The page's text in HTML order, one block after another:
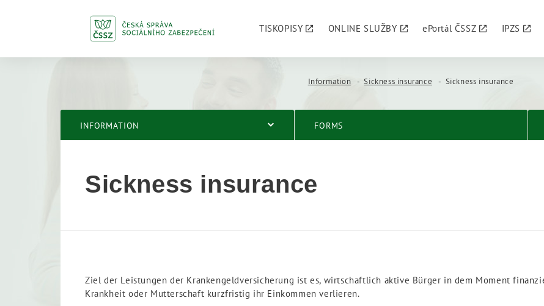
TISKOPISY ONLINE SLUŽBY ePortál ČSSZ IPZS
Information Sickness insurance Sickness insurance
INFORMATION FORMS
Sickness insurance
Ziel der Leistungen der Krankengeldversicherung ist es, wirtschaftlich aktive Bürger in dem Moment
Krankheit oder Mutterschaft kurzfristig ihr Einkommen verlieren.